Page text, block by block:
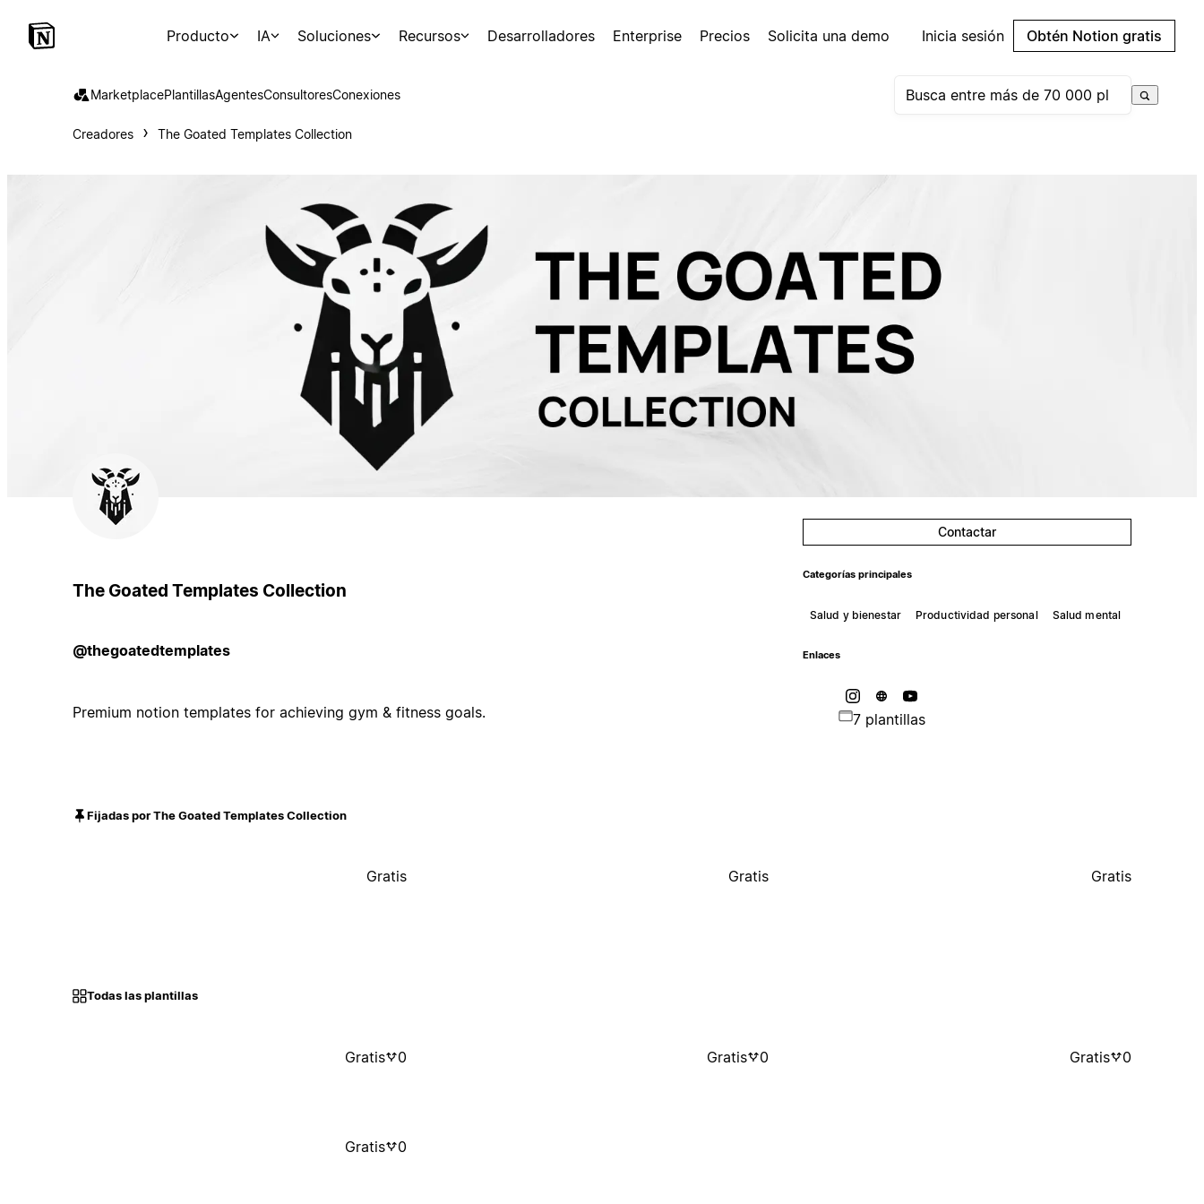
Producto IA Soluciones Recursos Desarrolladores Enterprise Precios Solicita una demo Inicia sesión Obtén Notion gratis
MarketplacePlantillasAgentesConsultoresConexiones
Creadores The Goated Templates Collection
The Goated Templates Collection
@thegoatedtemplates
Premium notion templates for achieving gym & fitness goals.
Contactar
Categorías principales
Salud y bienestar Productividad personal Salud mental
Enlaces
7 plantillas
Fijadas por The Goated Templates Collection
Gratis Gratis Gratis
Todas las plantillas
Gratis 0 Gratis 0 Gratis 0
Gratis 0